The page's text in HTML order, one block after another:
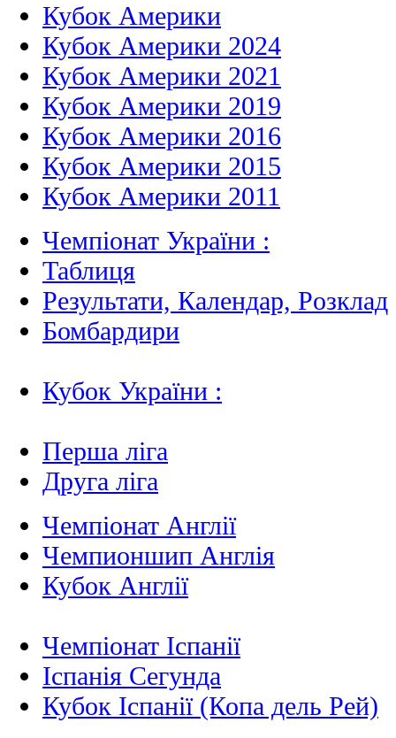
Кубок Америки
Кубок Америки 2024
Кубок Америки 2021
Кубок Америки 2019
Кубок Америки 2016
Кубок Америки 2015
Кубок Америки 2011
Чемпіонат України :
Таблиця
Результати, Календар, Poзклад
Бомбардири
Кубок України :
Перша ліга
Друга ліга
Чемпіонат Англії
Чемпионшип Англія
Кубок Англії
Чемпіонат Іспанії
Іспанія Сегунда
Кубок Іспанії (Копа дель Рей)